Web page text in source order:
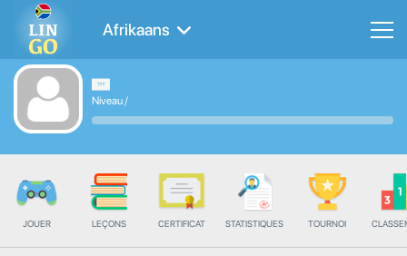
Afrikaans
Niveau/
JOUER LEÇONS CERTIFICAT STATISTIQUES TOURNOI